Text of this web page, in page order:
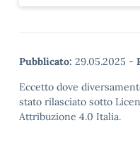
Pubblicato: 29.05.2025 -
Eccetto dove
stato rilasciato sotto
Attribuzione 4.0 Italia.